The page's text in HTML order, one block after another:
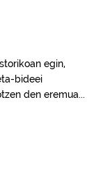
egin,
bideei
den eremua...